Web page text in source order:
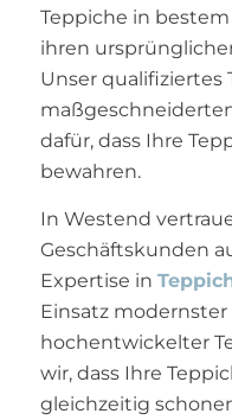
Teppiche in
ihren
Unser qualifiziertes
dafür, dass Ihre
bewahren.
In Westend
Geschäftskunden
Expertise in
Einsatz
hochentwickelter
wir, dass Ihre
gleichzeitig